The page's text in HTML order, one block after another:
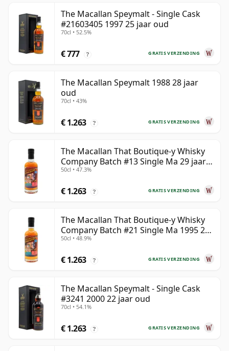
The Macallan Speymalt - Single Cask
#21603405 1997 25 jaar oud
70cl • 52.5%
GRATIS VERZENDING
€ 777 ?
The Macallan Speymalt 1988 28 jaar
oud
70cl • 43%
GRATIS VERZENDING
€ 1.263 ?
The Macallan That Boutique-y Whisky
Company Batch #13 Single Ma 29 jaar
oud
50cl • 47.3%
GRATIS VERZENDING
€ 1.263 ?
The Macallan That Boutique-y Whisky
Company Batch #21 Single Ma 1995 24
jaar oud
50cl • 48.9%
GRATIS VERZENDING
€ 1.263 ?
The Macallan Speymalt - Single Cask
#3241 2000 22 jaar oud
70cl • 54.1%
GRATIS VERZENDING
€ 1.263 ?